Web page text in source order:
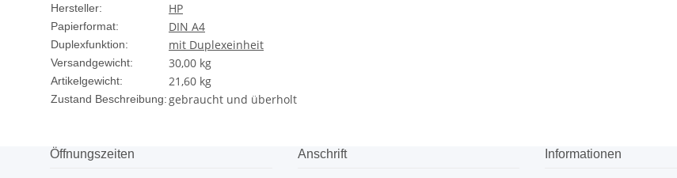
Hersteller: HP
Papierformat: DIN A4
Duplexfunktion: mit Duplexeinheit
Versandgewicht: 30,00 kg
Artikelgewicht: 21,60 kg
Zustand Beschreibung:gebraucht und überholt
Öffnungszeiten Anschrift Informationen